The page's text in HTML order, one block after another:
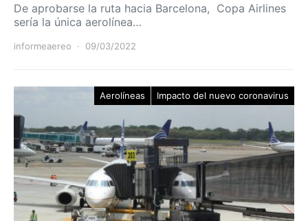
De aprobarse la ruta hacia Barcelona, Copa Airlines
sería la única aerolínea…
informeaereo 09/03/2022
Aerolíneas Impacto del nuevo coronavirus